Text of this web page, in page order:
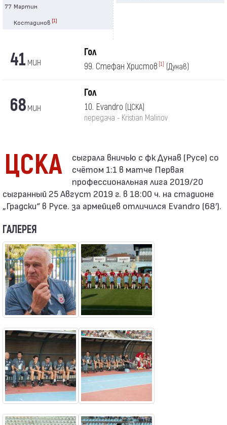
77 Мартин
Костадинов [1]
41 мин
Гол
99. Стефан Христов [1] (Дунав)
68мин
Гол
10. Evandro (ЦСКА)
передача - Kristian Malinov
ЦСКА
счётом 1:1 в матче Первая
профессиональная лига 2019/20
сыгранный 25 Август 2019 г. в 18:00 ч. на стадионе
„Градски“ в Русе. за армейцев отличился Evandro (68′).
ГАЛЕРЕЯ